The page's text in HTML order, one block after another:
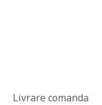
Livrare comanda